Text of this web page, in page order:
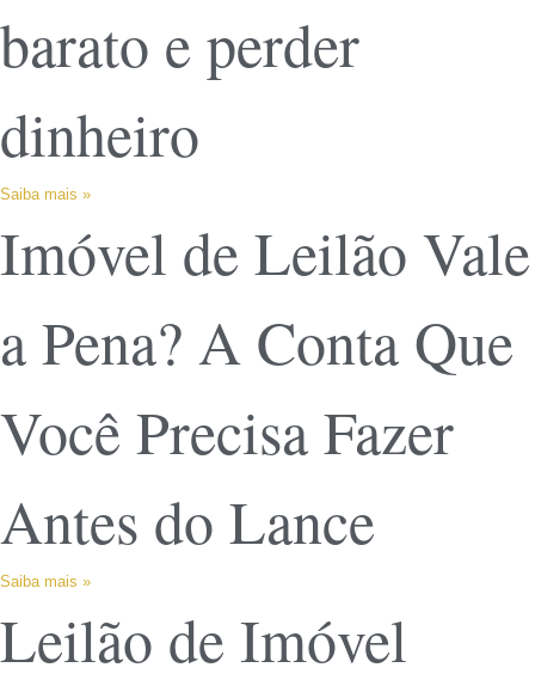
barato e perder
dinheiro
Saiba mais »
Imóvel de Leilão Vale
a Pena? A Conta Que
Você Precisa Fazer
Antes do Lance
Saiba mais »
Leilão de Imóvel